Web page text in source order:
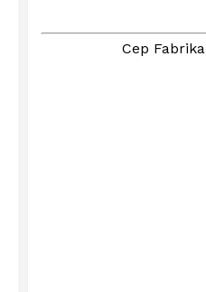
Cep Fabrika